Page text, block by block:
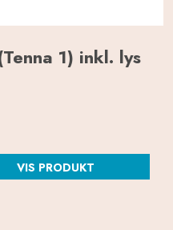
1) inkl. lys
VIS PRODUKT